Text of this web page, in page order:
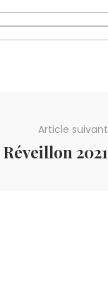
Article suivant
Réveillon 2021